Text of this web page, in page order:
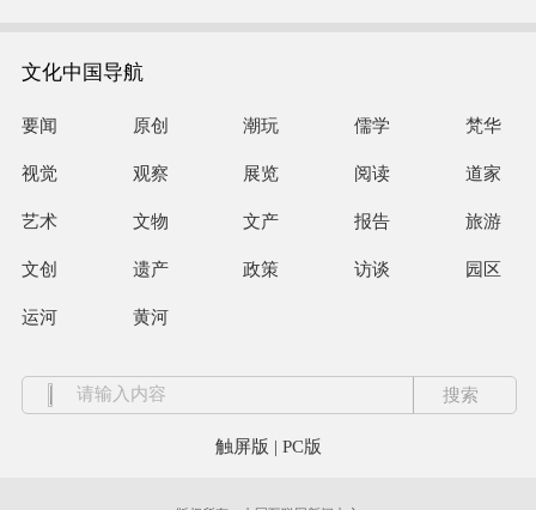
文化中国导航
要闻 原创 潮玩 儒学 梵华
视觉 观察 展览 阅读 道家
艺术 文物 文产 报告 旅游
文创 遗产 政策 访谈 园区
运河 黄河
触屏版 | PC版